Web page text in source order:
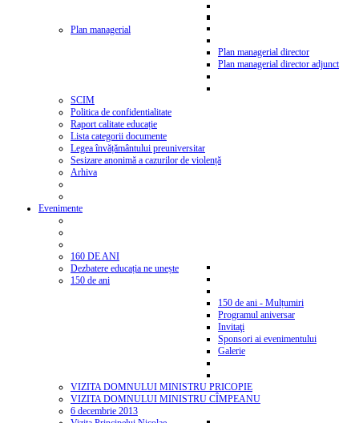
Plan managerial
Plan managerial director
Plan managerial director adjunct
SCIM
Politica de confidentialitate
Raport calitate educație
Lista categorii documente
Legea învățământului preuniversitar
Sesizare anonimă a cazurilor de violență
Arhiva
Evenimente
160 DE ANI
Dezbatere educația ne unește
150 de ani
150 de ani - Mulțumiri
Programul aniversar
Invitaţi
Sponsori ai evenimentului
Galerie
VIZITA DOMNULUI MINISTRU PRICOPIE
VIZITA DOMNULUI MINISTRU CÎMPEANU
6 decembrie 2013